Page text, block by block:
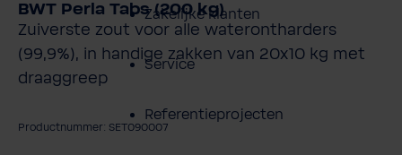
Zakelijke klanten
Service
Referentieprojecten
BWT Perla Tabs (200 kg)
Zuiverste zout voor alle waterontharders
(99,9%), in handige zakken van 20x10 kg met
draaggreep
Productnummer: SET090007